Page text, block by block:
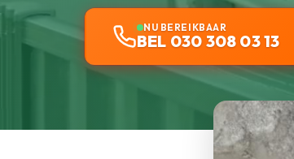
NU BEREIKBAAR
BEL 030 308 03 13